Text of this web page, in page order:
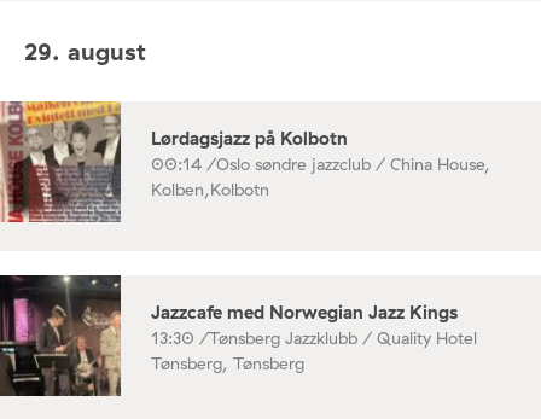
29. august
Lørdagsjazz på Kolbotn
00:14 /Oslo søndre jazzclub / China House,
Kolben,Kolbotn
Jazzcafe med Norwegian Jazz Kings
13:30 /Tønsberg Jazzklubb / Quality Hotel
Tønsberg, Tønsberg